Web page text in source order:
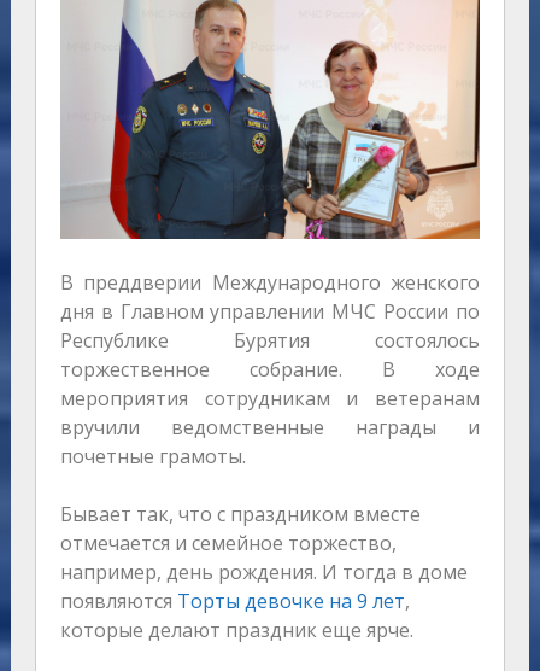
В преддверии Международного женского
дня в Главном управлении МЧС России по
Республике Бурятия состоялось
торжественное собрание. В ходе
мероприятия сотрудникам и ветеранам
вручили ведомственные награды и
почетные грамоты.
Бывает так, что с праздником вместе
отмечается и семейное торжество,
например, день рождения. И тогда в доме
появляются Торты девочке на 9 лет,
которые делают праздник еще ярче.